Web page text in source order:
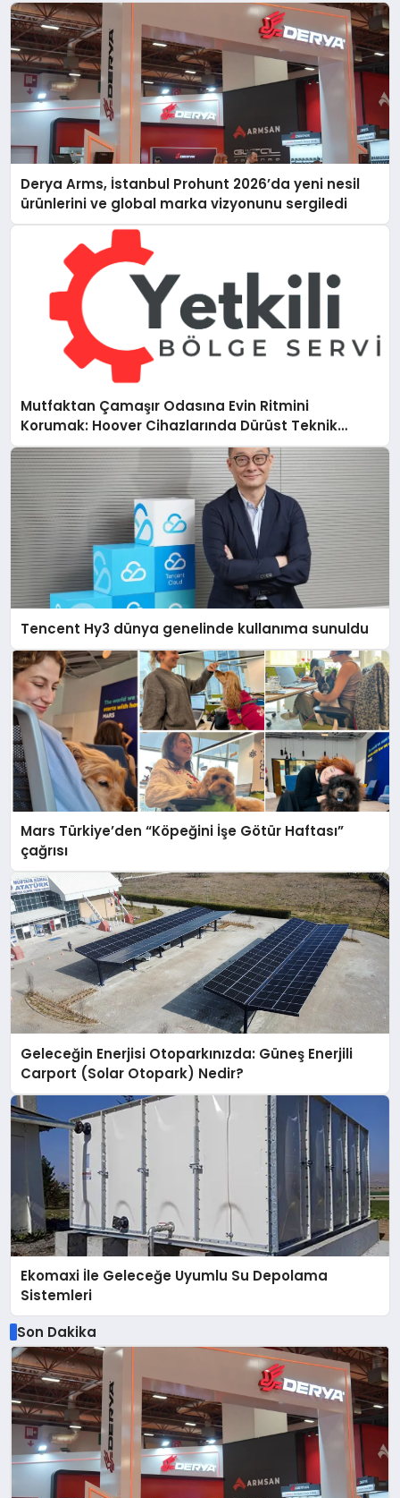
Derya Arms, İstanbul Prohunt 2026’da yeni nesil
ürünlerini ve global marka vizyonunu sergiledi
Mutfaktan Çamaşır Odasına Evin Ritmini
Korumak: Hoover Cihazlarında Dürüst Teknik
Destek Deneyimi
Tencent Hy3 dünya genelinde kullanıma sunuldu
Mars Türkiye’den “Köpeğini İşe Götür Haftası”
çağrısı
Geleceğin Enerjisi Otoparkınızda: Güneş Enerjili
Carport (Solar Otopark) Nedir?
Ekomaxi İle Geleceğe Uyumlu Su Depolama
Sistemleri
Son Dakika